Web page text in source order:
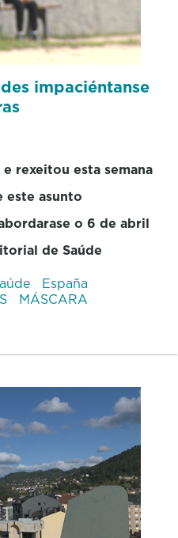
impaciéntanse
rexeitou esta semana
este asunto
o 6 de abril
de Saúde
España
MÁSCARA